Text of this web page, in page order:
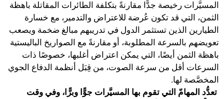
المسيَّرات رخيصة جدًّا مقارنةً بتكلفة الطائرات المقاتلة باهظة
الثمن، التي قد تكون عُرضة للاعتراض والتدمير، مع خسارة
الطيارين الذين تستثمر الدول في تدريبهم مبالغ ضخمة ويصعب
تعويضهم بالسرعة المطلوبة، أو مقارنةً مع الصواريخ الباليستية
باهظة الثمن أيضًا، التي يمكن اعتراض أغلبها، خصوصًا ذات
السرعات أقل من سرعة الصوت، من قِبَل أنظمة الدفاع الجوي
المخصَّصة لها.
تعدُّد المهامّ التي تقوم بها المسيَّرات جوًّا وبرًّا، وفي وقت